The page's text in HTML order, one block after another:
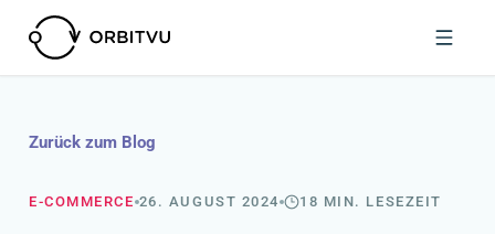
Zurück zum Blog
E-COMMERCE 26. AUGUST 2024 18 MIN. LESEZEIT